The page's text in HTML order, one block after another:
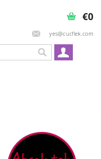
yes@cucflek.com
€0